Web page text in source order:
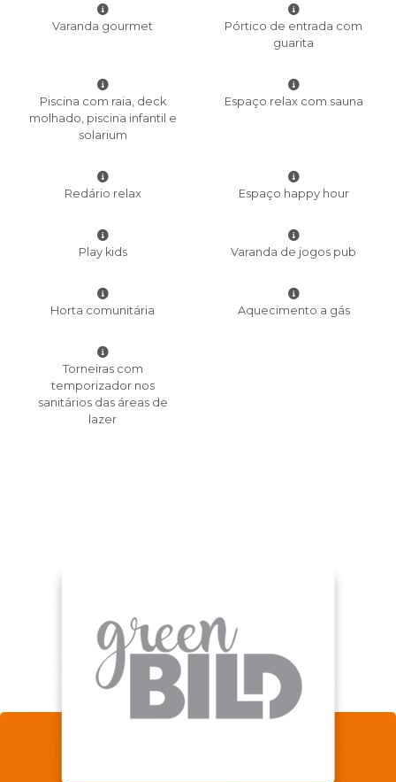
Varanda gourmet
Pórtico de entrada com
guarita
Piscina com raia, deck
molhado, piscina infantil e
solarium
Espaço relax com sauna
Redário relax Espaço happy hour
Play kids Varanda de jogos pub
Horta comunitária Aquecimento a gás
Torneiras com
temporizador nos
sanitários das áreas de
lazer